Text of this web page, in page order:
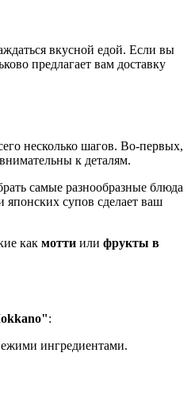
вкусной едой. Если вы
предлагает вам доставку
несколько шагов. Во-первых,
к деталям.
самые разнообразные блюда
супов сделает ваш
как мотти или фрукты в
:
ингредиентами.